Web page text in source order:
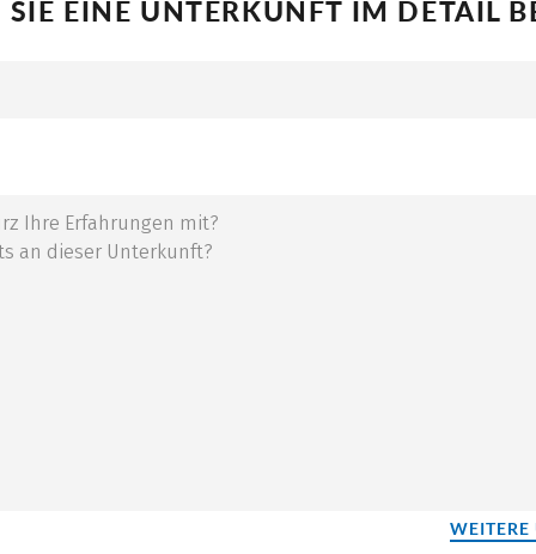
EINE UNTERKUNFT IM DETAIL
WEITERE